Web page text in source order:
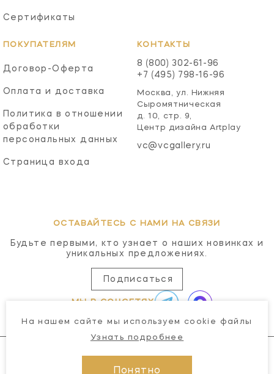
Сертификаты
ПОКУПАТЕЛЯМ
Договор-Оферта
Оплата и доставка
Политика в отношении
обработки
персональных данных
Страница входа
КОНТАКТЫ
8 (800) 302-61-96
+7 (495) 798-16-96
Москва, ул. Нижняя
Сыромятническая
д. 10, стр. 9,
Центр дизайна Artplay
vc@vcgallery.ru
ОСТАВАЙТЕСЬ С НАМИ НА СВЯЗИ
Будьте первыми, кто узнает о наших новинках и
уникальных предложениях.
Подписаться
МЫ В СОЦСЕТЯХ
На нашем сайте мы используем cookie файлы
Узнать подробнее
Понятно